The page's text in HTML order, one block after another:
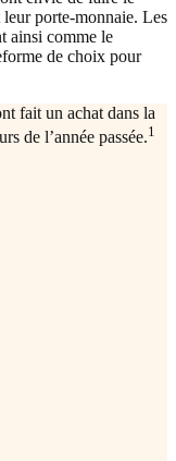
porte-monnaie. Les
ainsi comme le
de choix pour
fait un achat dans la
de l’année passée.1